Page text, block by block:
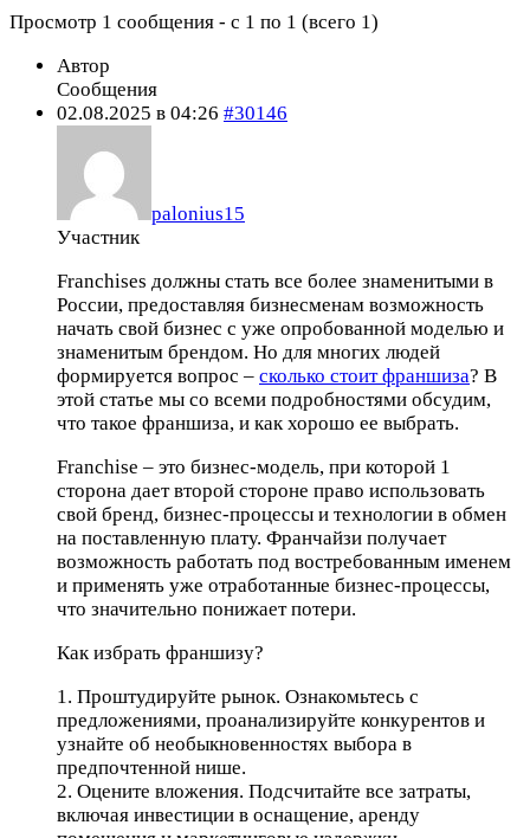
Просмотр 1 сообщения - с 1 по 1 (всего 1)
Автор
Сообщения
02.08.2025 в 04:26 #30146
palonius15
Участник
Franchises должны стать все более знаменитыми в
России, предоставляя бизнесменам возможность
начать свой бизнес с уже опробованной моделью и
знаменитым брендом. Но для многих людей
формируется вопрос – сколько стоит франшиза? В
этой статье мы со всеми подробностями обсудим,
что такое франшиза, и как хорошо ее выбрать.
Franchise – это бизнес-модель, при которой 1
сторона дает второй стороне право использовать
свой бренд, бизнес-процессы и технологии в обмен
на поставленную плату. Франчайзи получает
возможность работать под востребованным именем
и применять уже отработанные бизнес-процессы,
что значительно понижает потери.
Как избрать франшизу?
1. Проштудируйте рынок. Ознакомьтесь с
предложениями, проанализируйте конкурентов и
узнайте об необыкновенностях выбора в
предпочтенной нише.
2. Оцените вложения. Подсчитайте все затраты,
включая инвестиции в оснащение, аренду